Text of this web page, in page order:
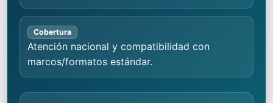
Cobertura
Atención nacional y compatibilidad con
marcos/formatos estándar.